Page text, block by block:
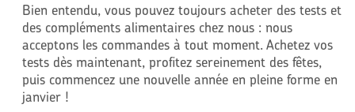
Bien entendu, vous pouvez toujours acheter des tests et
des compléments alimentaires chez nous : nous
acceptons les commandes à tout moment. Achetez vos
tests dès maintenant, profitez sereinement des fêtes,
puis commencez une nouvelle année en pleine forme en
janvier !